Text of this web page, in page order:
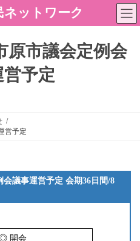
ットワーク
原市議会定例会
予定
営予定
議事運営予定 会期36日間/8
開会